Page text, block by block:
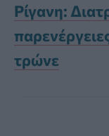
Ρίγανη:
τρώνε